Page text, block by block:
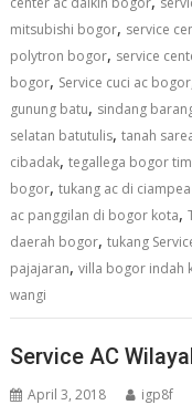
mitsubishi bogor, service
polytron bogor, service
bogor, Service cuci ac bogor
gunung batu, sindang
selatan batutulis,tanah
cibadak,tegallega bogor
bogor,tukang ac di
ac panggilan di bogor kota,
daerah bogor,tukang
pajajaran,villa bogor indah
wangi
Service AC
April 3, 2018 igp8f